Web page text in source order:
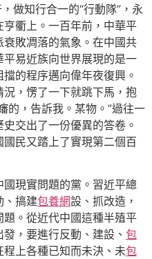
做知行合一的“行動隊”，永
亨衢上。一百年前，中華平
敗凋落的氣象。在中國共
易近族向世界展現的是一
的程序邁向偉年夜復興。
，愣了一下就跳下馬，抱
的，告訴我。某物。”過往一
交出了一份優異的答卷。
民又踏上了實現第二個百
現實問題的黨。習近平總
、搞建包養網設、抓改造，
。從近代中國這種半殖平
，要進行反動、建設、 包
上各種已知而未決、未包